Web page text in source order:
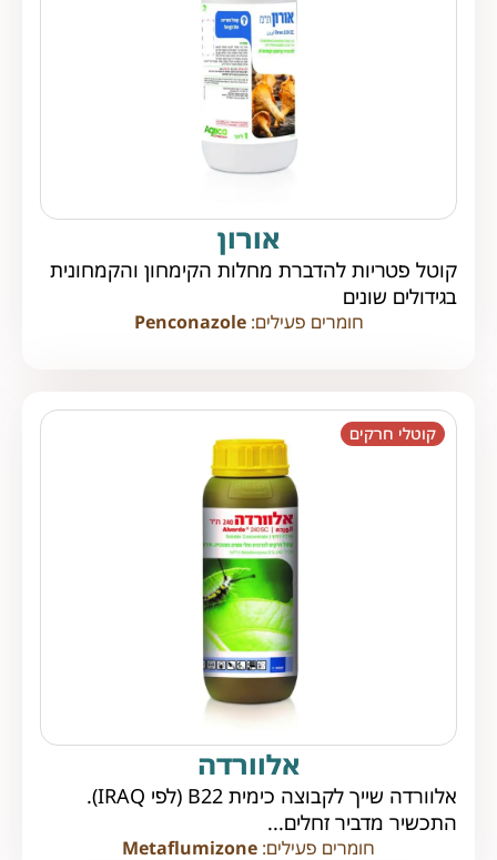
אורון
קוטל פטריות להדברת מחלות הקימחון והקמחונית
בגידולים שונים
חומרים פעילים:Penconazole
קוטלי חרקים
אלוורדה
אלוורדה שייך לקבוצה כימית B22 (לפי IRAQ).
התכשיר מדביר זחלים...
חומרים פעילים: Metaflumizone